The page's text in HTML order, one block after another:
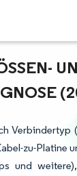
zu-Platine
und